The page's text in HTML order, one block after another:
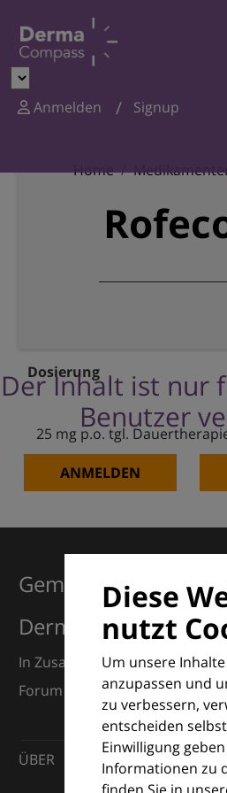
Anmelden Signup
Home
Der Inhalt ist nur
Benutzer
ANMELDEN
Dosierung
25 mg p.o. tgl.
Diese
nutzt
Um unsere
anzupassen und
zu verbessern,
entscheiden
Einwilligung
Informationen zu
Gemeinsam für
Dermatologie
In Zusammenarbeit mit dem
Forum (EDF) und Euroderm
ÜBER